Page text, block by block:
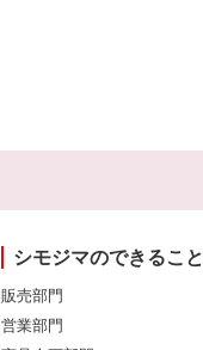
シモジマのできること
販売部門
営業部門